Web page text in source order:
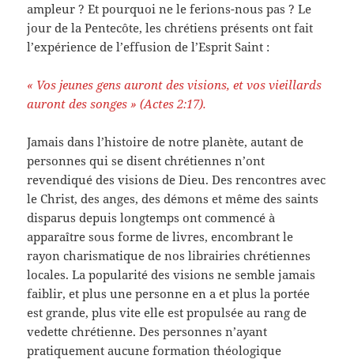
ampleur ? Et pourquoi ne le ferions-nous pas ? Le
jour de la Pentecôte, les chrétiens présents ont fait
l’expérience de l’effusion de l’Esprit Saint :
« Vos jeunes gens auront des visions, et vos vieillards
auront des songes » (Actes 2:17).
Jamais dans l’histoire de notre planète, autant de
personnes qui se disent chrétiennes n’ont
revendiqué des visions de Dieu. Des rencontres avec
le Christ, des anges, des démons et même des saints
disparus depuis longtemps ont commencé à
apparaître sous forme de livres, encombrant le
rayon charismatique de nos librairies chrétiennes
locales. La popularité des visions ne semble jamais
faiblir, et plus une personne en a et plus la portée
est grande, plus vite elle est propulsée au rang de
vedette chrétienne. Des personnes n’ayant
pratiquement aucune formation théologique